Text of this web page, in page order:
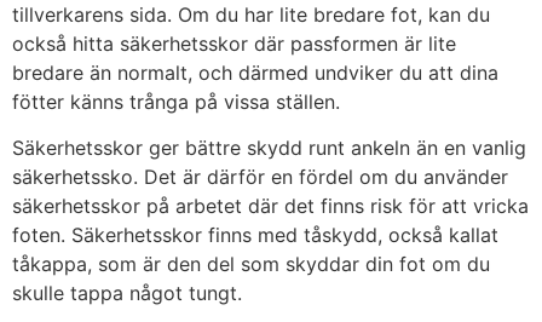
tillverkarens sida. Om du har lite bredare fot, kan du
också hitta säkerhetsskor där passformen är lite
bredare än normalt, och därmed undviker du att dina
fötter känns trånga på vissa ställen.
Säkerhetsskor ger bättre skydd runt ankeln än en vanlig
säkerhetssko. Det är därför en fördel om du använder
säkerhetsskor på arbetet där det finns risk för att vricka
foten. Säkerhetsskor finns med tåskydd, också kallat
tåkappa, som är den del som skyddar din fot om du
skulle tappa något tungt.